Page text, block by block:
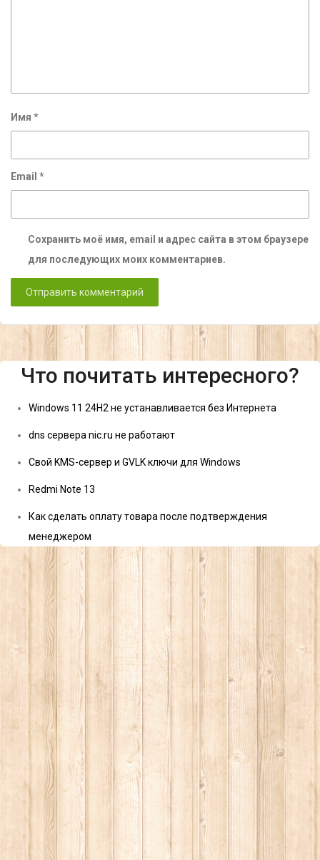
Имя *
Email *
Сохранить моё имя, email и адрес сайта в этом браузере
для последующих моих комментариев.
Что почитать интересного?
Windows 11 24H2 не устанавливается без Интернета
dns сервера nic.ru не работают
Свой KMS-сервер и GVLK ключи для Windows
Redmi Note 13
Как сделать оплату товара после подтверждения
менеджером